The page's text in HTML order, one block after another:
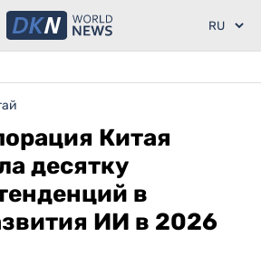
Китая
десятку
в
ИИ в 2026